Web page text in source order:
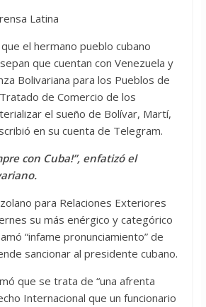
Latina
el hermano pueblo cubano
que cuentan con Venezuela y
Bolivariana para los Pueblos de
de Comercio de los
el sueño de Bolívar, Martí,
en su cuenta de Telegram.
con Cuba!”, enfatizó el
para Relaciones Exteriores
su más enérgico y categórico
“infame pronunciamiento” de
sancionar al presidente cubano.
que se trata de “una afrenta
Internacional que un funcionario